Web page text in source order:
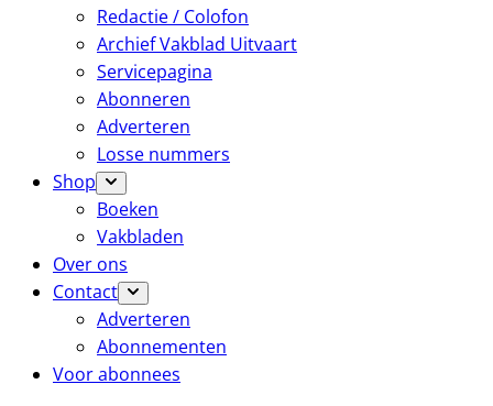
Redactie / Colofon
Archief Vakblad Uitvaart
Servicepagina
Abonneren
Adverteren
Losse nummers
Shop
Boeken
Vakbladen
Over ons
Contact
Adverteren
Abonnementen
Voor abonnees